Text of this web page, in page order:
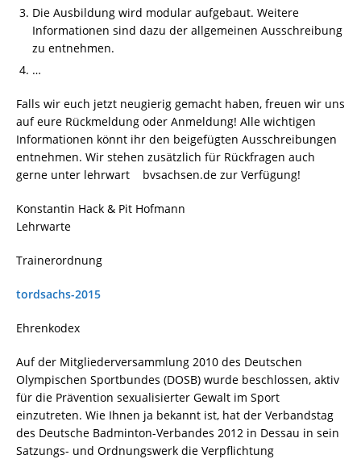
Die Ausbildung wird modular aufgebaut. Weitere
Informationen sind dazu der allgemeinen Ausschreibung
zu entnehmen.
…
Falls wir euch jetzt neugierig gemacht haben, freuen wir uns
auf eure Rückmeldung oder Anmeldung! Alle wichtigen
Informationen könnt ihr den beigefügten Ausschreibungen
entnehmen. Wir stehen zusätzlich für Rückfragen auch
gerne unter lehrwart
bvsachsen.de zur Verfügung!
Konstantin Hack & Pit Hofmann
Lehrwarte
Trainerordnung
tordsachs-2015
Ehrenkodex
Auf der Mitgliederversammlung 2010 des Deutschen
Olympischen Sportbundes (DOSB) wurde beschlossen, aktiv
für die Prävention sexualisierter Gewalt im Sport
einzutreten. Wie Ihnen ja bekannt ist, hat der Verbandstag
des Deutsche Badminton-Verbandes 2012 in Dessau in sein
Satzungs- und Ordnungswerk die Verpflichtung